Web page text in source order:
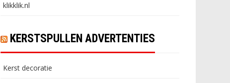
klikklik.nl
KERSTSPULLEN ADVERTENTIES
Kerst decoratie